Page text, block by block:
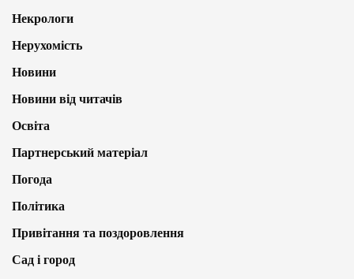
Некрологи
Нерухомість
Новини
Новини від читачів
Освіта
Партнерський матеріал
Погода
Політика
Привітання та поздоровлення
Сад і город